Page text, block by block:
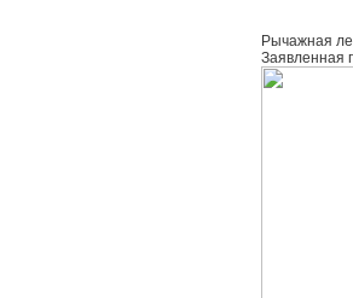
Рычажная
Заявленная